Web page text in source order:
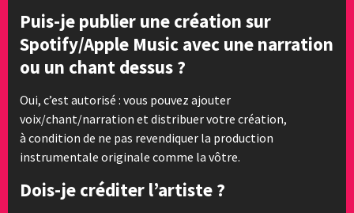
Puis-je publier une création sur
Spotify/Apple Music avec une narration
ou un chant dessus ?
Oui, c’est autorisé : vous pouvez ajouter
voix/chant/narration et distribuer votre création,
à condition de ne pas revendiquer la production
instrumentale originale comme la vôtre.
Dois-je créditer l’artiste ?